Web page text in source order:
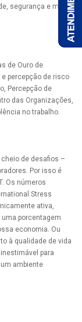
segurança e meio
de Ouro de
percepção de risco
Percepção de
das Organizações,
no trabalho.
de desafios –
Por isso é
Os números
Stress
ativa,
porcentagem
economia. Ou
à qualidade de vida
para
ambiente